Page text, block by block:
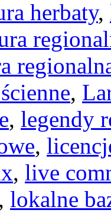
herbaty,
,
, legendy
,
, live
, lokalne